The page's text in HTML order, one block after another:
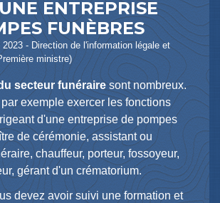
ENTREPRISE
FUNÈBRES
- Direction de l'information légale et
ministre)
secteur funérairesont nombreux.
exemple exercer les fonctions
d'une entreprise de pompes
de cérémonie, assistant ou
chauffeur, porteur, fossoyeur,
gérant d'un crématorium.
devez avoir suivi une formation et